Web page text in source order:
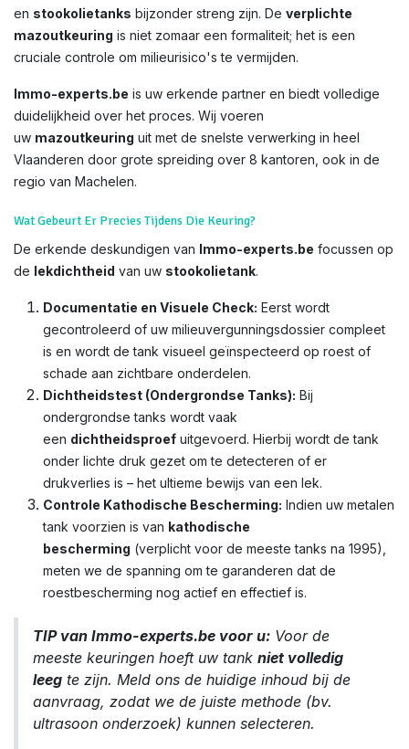
en stookolietanks bijzonder streng zijn. De verplichte
mazoutkeuring is niet zomaar een formaliteit; het is een
cruciale controle om milieurisico's te vermijden.
Immo-experts.be is uw erkende partner en biedt volledige
duidelijkheid over het proces. Wij voeren
uw mazoutkeuring uit met de snelste verwerking in heel
Vlaanderen door grote spreiding over 8 kantoren, ook in de
regio van Machelen.
Wat Gebeurt Er Precies Tijdens Die Keuring?
De erkende deskundigen van Immo-experts.be focussen op
de lekdichtheid van uw stookolietank.
Documentatie en Visuele Check: Eerst wordt
gecontroleerd of uw milieuvergunningsdossier compleet
is en wordt de tank visueel geïnspecteerd op roest of
schade aan zichtbare onderdelen.
Dichtheidstest (Ondergrondse Tanks): Bij
ondergrondse tanks wordt vaak
een dichtheidsproef uitgevoerd. Hierbij wordt de tank
onder lichte druk gezet om te detecteren of er
drukverlies is – het ultieme bewijs van een lek.
Controle Kathodische Bescherming: Indien uw metalen
tank voorzien is van kathodische
bescherming (verplicht voor de meeste tanks na 1995),
meten we de spanning om te garanderen dat de
roestbescherming nog actief en effectief is.
TIP van Immo-experts.be voor u: Voor de
meeste keuringen hoeft uw tank niet volledig
leeg te zijn. Meld ons de huidige inhoud bij de
aanvraag, zodat we de juiste methode (bv.
ultrasoon onderzoek) kunnen selecteren.